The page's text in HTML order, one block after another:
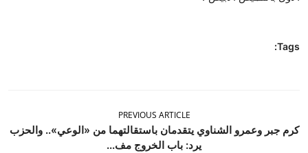
Tags:
PREVIOUS ARTICLE
كرم جبر وعمرو الشناوي يتقدمان باستقالتهما من «الوعي».. والحزب
يرد: باب الخروج مف...